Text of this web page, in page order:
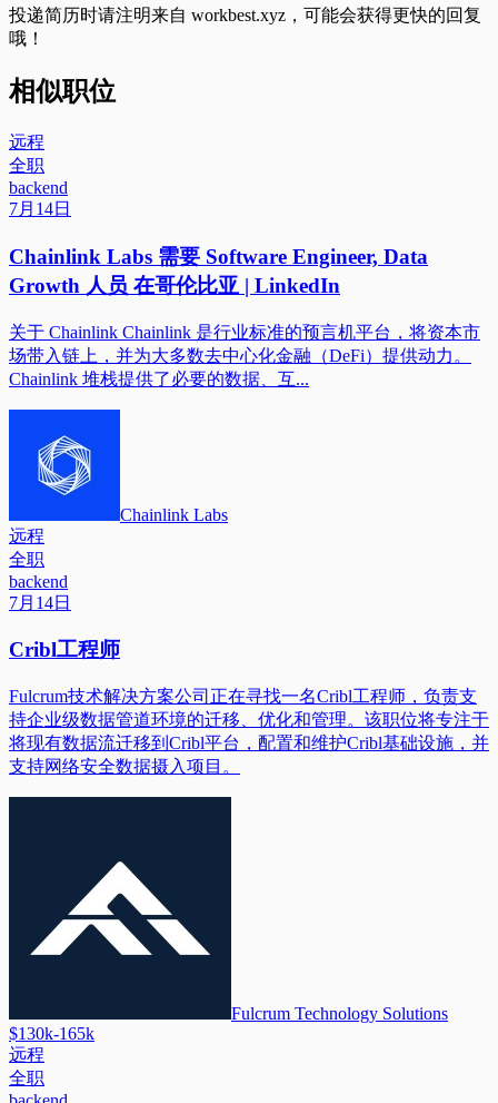
投递简历时请注明来自 workbest.xyz ，可能会获得更快的回复
哦！
相似职位
远程
全职
backend
7月14日
Chainlink Labs 需要 Software Engineer, Data
Growth 人员 在哥伦比亚 | LinkedIn
关于 Chainlink Chainlink 是行业标准的预言机平台，将资本市
场带入链上，并为大多数去中心化金融（DeFi）提供动力。
Chainlink 堆栈提供了必要的数据、互...
Chainlink Labs
远程
全职
backend
7月14日
Cribl工程师
Fulcrum技术解决方案公司正在寻找一名Cribl工程师，负责支
持企业级数据管道环境的迁移、优化和管理。该职位将专注于
将现有数据流迁移到Cribl平台，配置和维护Cribl基础设施，并
支持网络安全数据摄入项目。
Fulcrum Technology Solutions
$130k-165k
远程
全职